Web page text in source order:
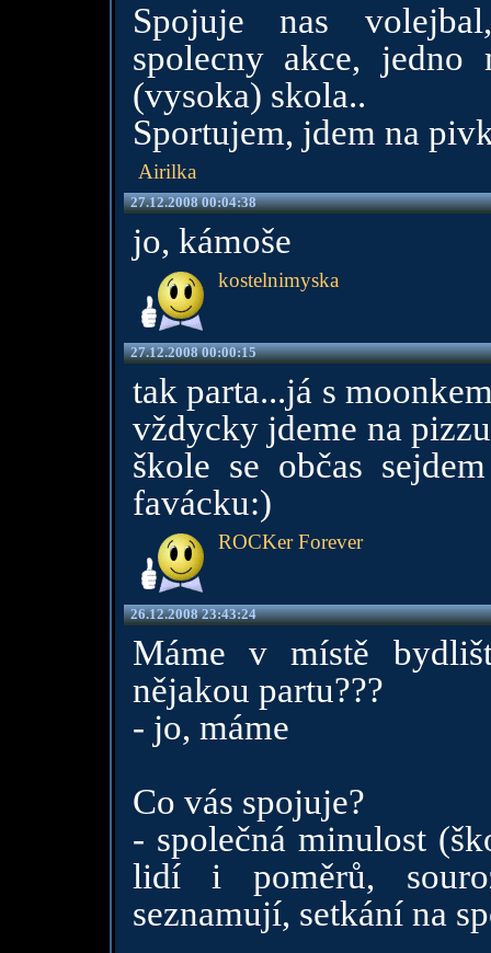
Spojuje nas
spolecny akce, jedno
(vysoka) skola..
Sportujem, jdem na
Airilka
27.12.2008 00:04:38
jo, kámoše
kostelnimyska
27.12.2008 00:00:15
tak parta...já s
vždycky jdeme na
škole se občas
favácku:)
ROCKer Forever
26.12.2008 23:43:24
Máme v místě
nějakou partu???
- jo, máme
Co vás spojuje?
- společná minulost
lidí i poměrů,
seznamují, setkání na